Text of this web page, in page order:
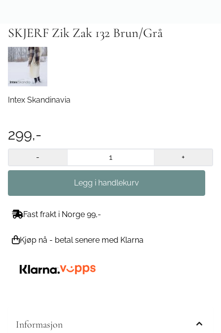
SKJERF Zik Zak 132 Brun/Grå
Intex Skandinavia
299,-
- +
Fast frakt i Norge 99,-
Kjøp nå - betal senere med Klarna
Informasjon